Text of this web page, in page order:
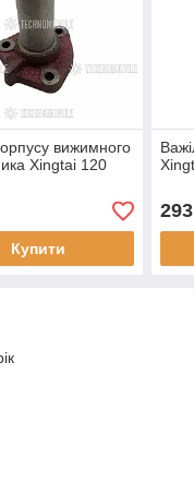
вижимного
Xingtai 120
Купити
293